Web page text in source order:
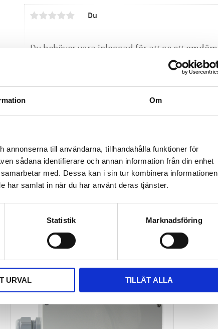
Om
annonserna till användarna, tillhandahålla funktioner för
sådana identifierare och annan information från din enhet
med. Dessa kan i sin tur kombinera informationen
har samlat in när du har använt deras tjänster.
Statistik Marknadsföring
URVAL TILLÅT ALLA
Du
Bli den första att lämna ett omdöme.